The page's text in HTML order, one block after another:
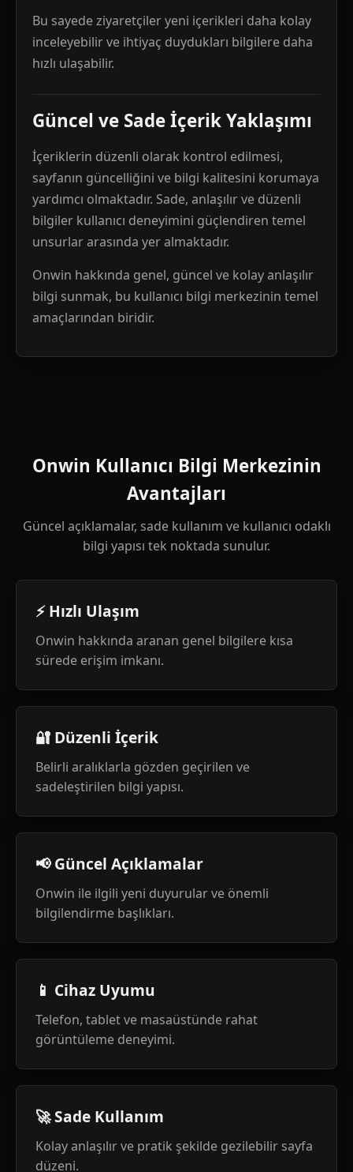
Bu sayede ziyaretçiler yeni içerikleri daha kolay
inceleyebilir ve ihtiyaç duydukları bilgilere daha
hızlı ulaşabilir.
Güncel ve Sade İçerik Yaklaşımı
İçeriklerin düzenli olarak kontrol edilmesi,
sayfanın güncelliğini ve bilgi kalitesini korumaya
yardımcı olmaktadır. Sade, anlaşılır ve düzenli
bilgiler kullanıcı deneyimini güçlendiren temel
unsurlar arasında yer almaktadır.
Onwin hakkında genel, güncel ve kolay anlaşılır
bilgi sunmak, bu kullanıcı bilgi merkezinin temel
amaçlarından biridir.
Onwin Kullanıcı Bilgi Merkezinin
Avantajları
Güncel açıklamalar, sade kullanım ve kullanıcı odaklı
bilgi yapısı tek noktada sunulur.
⚡ Hızlı Ulaşım
Onwin hakkında aranan genel bilgilere kısa
sürede erişim imkanı.
🔐 Düzenli İçerik
Belirli aralıklarla gözden geçirilen ve
sadeleştirilen bilgi yapısı.
📢 Güncel Açıklamalar
Onwin ile ilgili yeni duyurular ve önemli
bilgilendirme başlıkları.
📱 Cihaz Uyumu
Telefon, tablet ve masaüstünde rahat
görüntüleme deneyimi.
🚀 Sade Kullanım
Kolay anlaşılır ve pratik şekilde gezilebilir sayfa
düzeni.